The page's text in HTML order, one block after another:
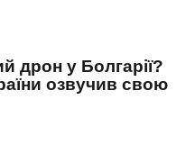
дрон у Болгарії?
озвучив свою